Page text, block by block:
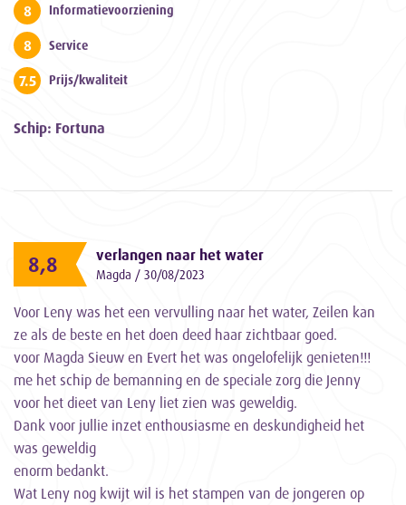
8 Informatievoorziening
8 Service
7.5 Prijs/kwaliteit
Schip: Fortuna
8,8 verlangen naar het water
Magda / 30/08/2023
Voor Leny was het een vervulling naar het water, Zeilen kan
ze als de beste en het doen deed haar zichtbaar goed.
voor Magda Sieuw en Evert het was ongelofelijk genieten!!!
me het schip de bemanning en de speciale zorg die Jenny
voor het dieet van Leny liet zien was geweldig.
Dank voor jullie inzet enthousiasme en deskundigheid het
was geweldig
enorm bedankt.
Wat Leny nog kwijt wil is het stampen van de jongeren op